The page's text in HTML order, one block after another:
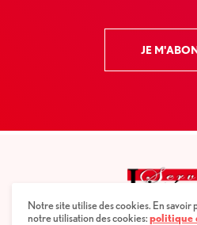
JE
Notre site utilise des cookies. En savoir
notre utilisation des cookies:politique